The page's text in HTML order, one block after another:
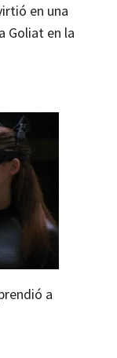
en una
Goliat en la
a